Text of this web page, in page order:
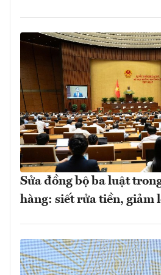
Sửa đồng bộ ba luật
hàng: siết rửa tiền, giảm